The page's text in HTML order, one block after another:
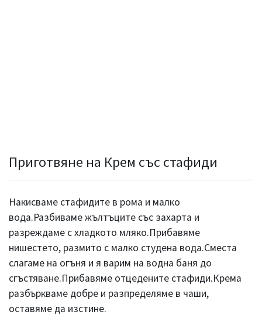
Приготвяне на Крем със стафиди
Накисваме стафидите в рома и малко
вода.Разбиваме жълтъците със захарта и
разреждаме с хладкото мляко.Прибавяме
нишестето, размито с малко студена вода.Сместа
слагаме на огъня и я варим на водна баня до
сгъстяване.Прибавяме отцедените стафиди.Крема
разбъркваме добре и разпределяме в чаши,
оставяме да изстине.